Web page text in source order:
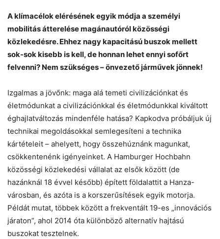
A klímacélok elérésének egyik módja a személyi
mobilitás átterelése magánautóról közösségi
közlekedésre. Ehhez nagy kapacitású buszok mellett
sok-sok kisebb is kell, de honnan lehet ennyi sofőrt
felvenni? Nem szükséges – önvezető járművek jönnek!
Izgalmas a jövőnk: maga alá temeti civilizációnkat és
életmódunkat a civilizációnkkal és életmódunkkal kiváltott
éghajlatváltozás mindenféle hatása? Kapkodva próbáljuk új
technikai megoldásokkal semlegesíteni a technika
kártételeit – ahelyett, hogy összehúznánk magunkat,
csökkentenénk igényeinket. A Hamburger Hochbahn
közösségi közlekedési vállalat az elsők között (de
hazánknál 18 évvel később) épített földalattit a Hanza-
városban, és azóta is a korszerűsítések egyik motorja.
Példát mutat, többek között a frekventált 19-es „innovációs
járaton”, ahol 2014 óta különböző alternatív hajtású
buszokat tesztelnek.